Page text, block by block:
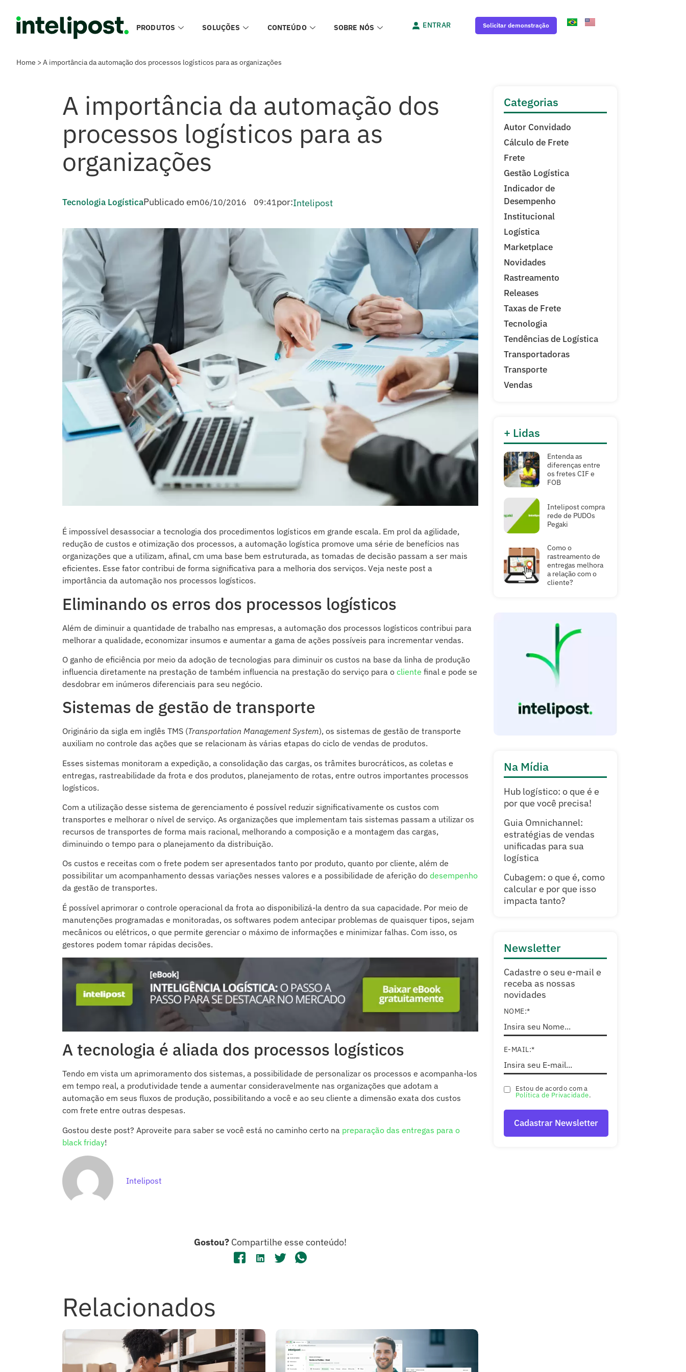
PRODUTOS SOLUÇÕES CONTEÚDO SOBRE NÓS ENTRAR Solicitar demonstração
Home > A importância da automação dos processos logísticos para as organizações
A importância da automação dos
processos logísticos para as
organizações
Tecnologia LogísticaPublicado em06/10/2016 09:41por:Intelipost
É impossível desassociar a tecnologia dos procedimentos logísticos em grande escala. Em prol da agilidade,
redução de custos e otimização dos processos, a automação logística promove uma série de benefícios nas
organizações que a utilizam, afinal, cm uma base bem estruturada, as tomadas de decisão passam a ser mais
eficientes. Esse fator contribui de forma significativa para a melhoria dos serviços. Veja neste post a
importância da automação nos processos logísticos.
Eliminando os erros dos processos logísticos
Além de diminuir a quantidade de trabalho nas empresas, a automação dos processos logísticos contribui para
melhorar a qualidade, economizar insumos e aumentar a gama de ações possíveis para incrementar vendas.
O ganho de eficiência por meio da adoção de tecnologias para diminuir os custos na base da linha de produção
influencia diretamente na prestação de também influencia na prestação do serviço para o cliente final e pode se
desdobrar em inúmeros diferenciais para seu negócio.
Sistemas de gestão de transporte
Originário da sigla em inglês TMS (Transportation Management System), os sistemas de gestão de transporte
auxiliam no controle das ações que se relacionam às várias etapas do ciclo de vendas de produtos.
Esses sistemas monitoram a expedição, a consolidação das cargas, os trâmites burocráticos, as coletas e
entregas, rastreabilidade da frota e dos produtos, planejamento de rotas, entre outros importantes processos
logísticos.
Com a utilização desse sistema de gerenciamento é possível reduzir significativamente os custos com
transportes e melhorar o nível de serviço. As organizações que implementam tais sistemas passam a utilizar os
recursos de transportes de forma mais racional, melhorando a composição e a montagem das cargas,
diminuindo o tempo para o planejamento da distribuição.
Os custos e receitas com o frete podem ser apresentados tanto por produto, quanto por cliente, além de
possibilitar um acompanhamento dessas variações nesses valores e a possibilidade de aferição do desempenho
da gestão de transportes.
É possível aprimorar o controle operacional da frota ao disponibilizá-la dentro da sua capacidade. Por meio de
manutenções programadas e monitoradas, os softwares podem antecipar problemas de quaisquer tipos, sejam
mecânicos ou elétricos, o que permite gerenciar o máximo de informações e minimizar falhas. Com isso, os
gestores podem tomar rápidas decisões.
A tecnologia é aliada dos processos logísticos
Tendo em vista um aprimoramento dos sistemas, a possibilidade de personalizar os processos e acompanha-los
em tempo real, a produtividade tende a aumentar consideravelmente nas organizações que adotam a
automação em seus fluxos de produção, possibilitando a você e ao seu cliente a dimensão exata dos custos
com frete entre outras despesas.
Gostou deste post? Aproveite para saber se você está no caminho certo na preparação das entregas para o
black friday!
Intelipost
Gostou? Compartilhe esse conteúdo!
Relacionados
Categorias
Autor Convidado
Cálculo de Frete
Frete
Gestão Logística
Indicador de
Desempenho
Institucional
Logística
Marketplace
Novidades
Rastreamento
Releases
Taxas de Frete
Tecnologia
Tendências de Logística
Transportadoras
Transporte
Vendas
+ Lidas
Entenda as
diferenças entre
os fretes CIF e
FOB
Intelipost compra
rede de PUDOs
Pegaki
Como o
rastreamento de
entregas melhora
a relação com o
cliente?
Na Mídia
Hub logístico: o que é e
por que você precisa!
Guia Omnichannel:
estratégias de vendas
unificadas para sua
logística
Cubagem: o que é, como
calcular e por que isso
impacta tanto?
Newsletter
Cadastre o seu e-mail e
receba as nossas
novidades
NOME:*
E-MAIL:*
Estou de acordo com a
Política de Privacidade.